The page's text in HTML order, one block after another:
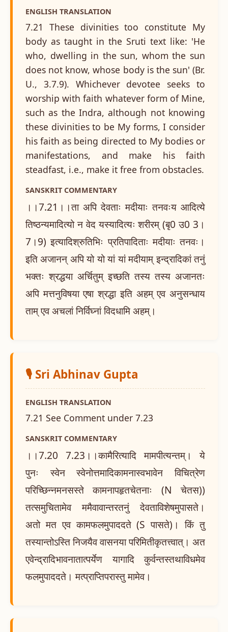
ENGLISH TRANSLATION
7.21 These divinities too constitute My
body as taught in the Sruti text like: 'He
who, dwelling in the sun, whom the sun
does not know, whose body is the sun' (Br.
U., 3.7.9). Whichever devotee seeks to
worship with faith whatever form of Mine,
such as the Indra, although not knowing
these divinities to be My forms, I consider
his faith as being directed to My bodies or
manifestations, and make his faith
steadfast, i.e., make it free from obstacles.
SANSKRIT COMMENTARY
।।7.21।।ता अपि देवताः मदीयाः तनवःय आदित्ये
तिष्ठन्यमादित्यो न वेद यस्यादित्यः शरीरम् (बृ0 उ0 3।
7।9) इत्यादिश्रुतिभिः प्रतिपादिताः मदीयाः तनवः।
इति अजानन् अपि यो यो यां यां मदीयाम् इन्द्रादिकां तनुं
भक्तः श्रद्धया अर्चितुम् इच्छति तस्य तस्य अजानतः
अपि मत्तनुविषया एषा श्रद्धा इति अहम् एव अनुसन्धाय
ताम् एव अचलां निर्विघ्नां विदधामि अहम्।
🎙️ Sri Abhinav Gupta
ENGLISH TRANSLATION
7.21 See Comment under 7.23
SANSKRIT COMMENTARY
।।7.20 7.23।।कामैरित्यादि मामपीत्यन्तम्। ये
पुनः स्वेन स्वेनोत्तमादिकामनास्वभावेन विचित्रेण
परिच्छिन्नमनसस्ते कामनापहृतचेतनाः (N चेतस))
तत्समुचितामेव ममैवावान्तरतनुं देवताविशेषमुपासते।
अतो मत एव कामफलमुपाददते (S पासते)। किं तु
तस्यान्तोऽस्ति निजयैव वासनया परिमितीकृतत्त्वात्। अत
एवेन्द्रादिभावनातात्पर्येण यागादि कुर्वन्तस्तथाविधमेव
फलमुपाददते। मत्प्राप्तिपरास्तु मामेव।